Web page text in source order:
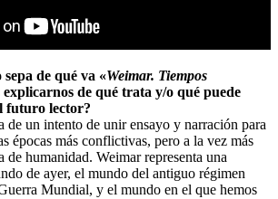
de qué va «Weimar. Tiempos
de qué trata y/o qué puede
futuro lector?
de un intento de unir ensayo y narración para
épocas más conflictivas, pero a la vez más
de humanidad. Weimar representa una
de ayer, el mundo del antiguo régimen
Mundial, y el mundo en el que hemos